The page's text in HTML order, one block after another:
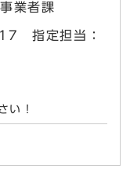
業者課
指定担当：
い！